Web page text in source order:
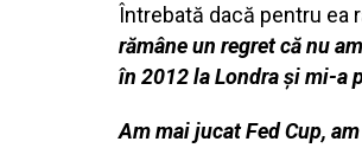
Întrebată dacă pentru ea
rămâne un regret că nu
în 2012 la Londra și mi-a
Am mai jucat Fed Cup,